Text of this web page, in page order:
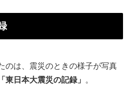
のは、震災のときの様子が写真
「東日本大震災の記録」 。